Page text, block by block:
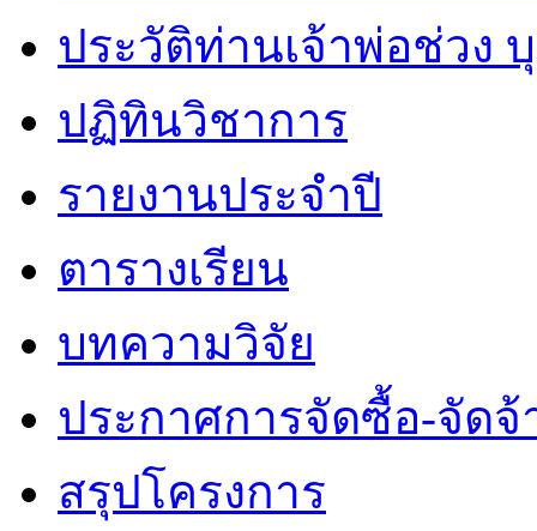
ประวัติท่านเจ้าพ่อช่วง
ปฏิทินวิชาการ
รายงานประจำปี
ตารางเรียน
บทความวิจัย
ประกาศการจัดซื้อ-จัดจ้
สรุปโครงการ